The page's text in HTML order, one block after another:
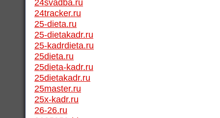
24svadba.ru
24tracker.ru
25-dieta.ru
25-dietakadr.ru
25-kadrdieta.ru
25dieta.ru
25dieta-kadr.ru
25dietakadr.ru
25master.ru
25x-kadr.ru
26-26.ru